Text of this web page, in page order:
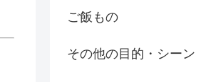
ご飯もの
その他の目的・シーン